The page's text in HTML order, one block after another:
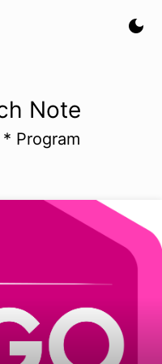
dark_mode
Note
Program